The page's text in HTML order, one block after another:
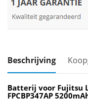
Beschrijving
Batterij voor Fujitsu
FPCBP347AP